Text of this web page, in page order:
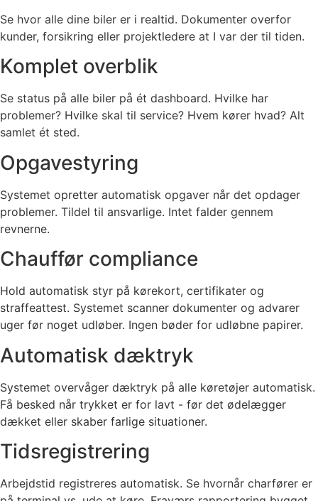
Se hvor alle dine biler er i realtid. Dokumenter overfor
kunder, forsikring eller projektledere at I var der til tiden.
Komplet overblik
Se status på alle biler på ét dashboard. Hvilke har
problemer? Hvilke skal til service? Hvem kører hvad? Alt
samlet ét sted.
Opgavestyring
Systemet opretter automatisk opgaver når det opdager
problemer. Tildel til ansvarlige. Intet falder gennem
revnerne.
Chauffør compliance
Hold automatisk styr på kørekort, certifikater og
straffeattest. Systemet scanner dokumenter og advarer
uger før noget udløber. Ingen bøder for udløbne papirer.
Automatisk dæktryk
Systemet overvåger dæktryk på alle køretøjer automatisk.
Få besked når trykket er for lavt - før det ødelægger
dækket eller skaber farlige situationer.
Tidsregistrering
Arbejdstid registreres automatisk. Se hvornår charfører er